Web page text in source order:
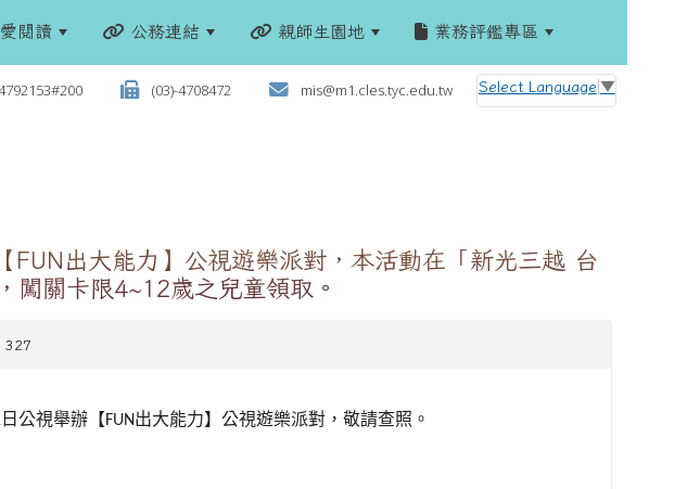
閱讀 公務連結 親師生園地 業務評鑑專區
(03)-4708472 mis@m1.cles.tyc.edu.tw Select Language ▼
出大能力】公視遊樂派對，本活動在「新光三越 台
闖關卡限4~12歲之兒童領取。
327
日公視舉辦【FUN出大能力】公視遊樂派對，敬請查照。